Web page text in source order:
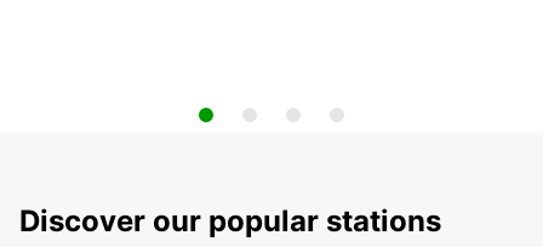
Discover our popular stations